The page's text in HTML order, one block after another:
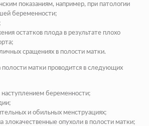
показаниям, например, при патологии
беременности;
остатков плода в результате плохо
сращениях в полости матки.
полости матки проводится в следующих
наступлением беременности;
и обильных менструациях;
злокачественные опухоли в полости матки;